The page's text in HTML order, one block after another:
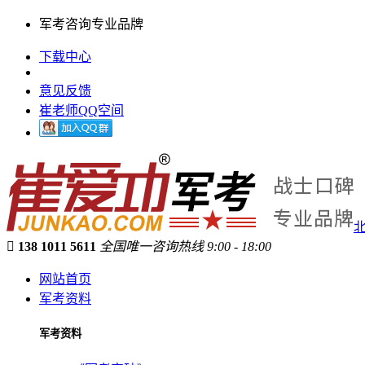
军考咨询专业品牌
下载中心
意见反馈
崔老师QQ空间
 138 1011 5611 全国唯一咨询热线 9:00 - 18:00
网站首页
军考资料
军考资料